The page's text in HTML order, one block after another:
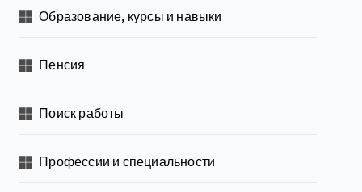
Образование, курсы и навыки
Пенсия
Поиск работы
Профессии и специальности